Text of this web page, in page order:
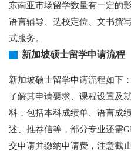
东南亚市场留学数量有一定的
语言辅导、选校定位、文书撰
式服务。
新加坡硕士留学申请流程
新加坡硕士留学申请流程如下
了解其申请要求、课程设置及
料，包括本科成绩单、语言成
述、推荐信等，部分专业还需
交申请并缴纳申请费，注意截